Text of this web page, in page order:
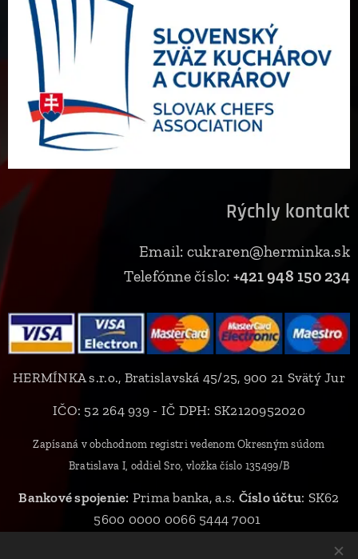
Rýchly kontakt
Email: cukraren@herminka.sk
Telefónne číslo: +421 948 150 234
HERMÍNKA s.r.o., Bratislavská 45/25, 900 21 Svätý Jur
IČO: 52 264 939 - IČ DPH: SK2120952020
Zapísaná v obchodnom registri vedenom Okresným súdom
Bratislava I, oddiel Sro, vložka číslo 135499/B
Bankové spojenie: Prima banka, a.s. Číslo účtu: SK62
5600 0000 0066 5444 7001